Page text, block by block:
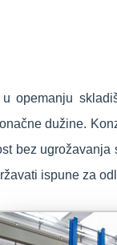
opemanju
dužine.
bez ugrožavanja
ispune za